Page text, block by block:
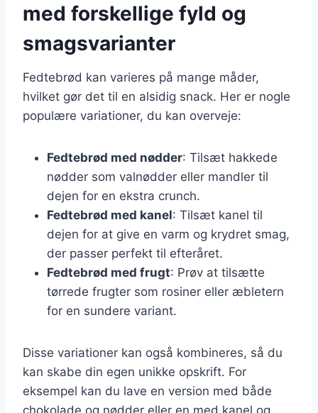
med forskellige fyld og
smagsvarianter
Fedtebrød kan varieres på mange måder,
hvilket gør det til en alsidig snack. Her er nogle
populære variationer, du kan overveje:
Fedtebrød med nødder: Tilsæt hakkede
nødder som valnødder eller mandler til
dejen for en ekstra crunch.
Fedtebrød med kanel: Tilsæt kanel til
dejen for at give en varm og krydret smag,
der passer perfekt til efteråret.
Fedtebrød med frugt: Prøv at tilsætte
tørrede frugter som rosiner eller æbletern
for en sundere variant.
Disse variationer kan også kombineres, så du
kan skabe din egen unikke opskrift. For
eksempel kan du lave en version med både
chokolade og nødder eller en med kanel og